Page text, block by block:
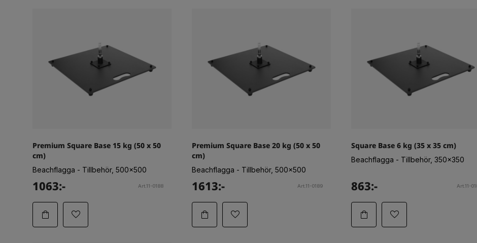
Premium Square Base 15 kg (50 x 50
cm)
Beachflagga - Tillbehör, 500x500
1063:- Art.11-0188
Premium Square Base 20 kg (50 x 50
cm)
Beachflagga - Tillbehör, 500x500
1613:- Art.11-0189
Square Base 6 kg (35 x 35 cm)
Beachflagga - Tillbehör, 350x350
863:- Art.11-